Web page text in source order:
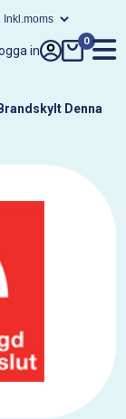
in
0
Brandskylt Denna